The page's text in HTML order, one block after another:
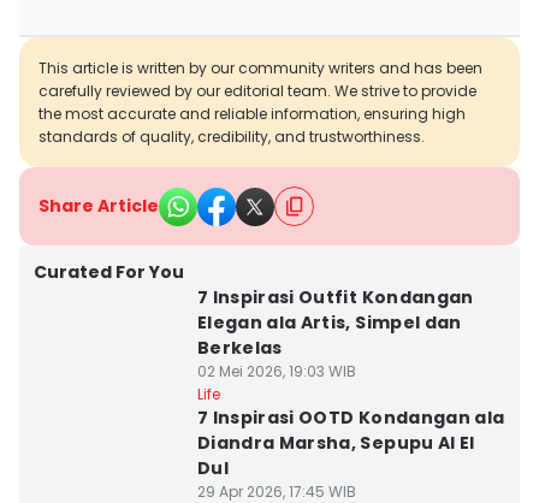
This article is written by our community writers and has been
carefully reviewed by our editorial team. We strive to provide
the most accurate and reliable information, ensuring high
standards of quality, credibility, and trustworthiness.
Share Article
Curated For You
7 Inspirasi Outfit Kondangan
Elegan ala Artis, Simpel dan
Berkelas
02 Mei 2026, 19:03 WIB
Life
7 Inspirasi OOTD Kondangan ala
Diandra Marsha, Sepupu Al El
Dul
29 Apr 2026, 17:45 WIB